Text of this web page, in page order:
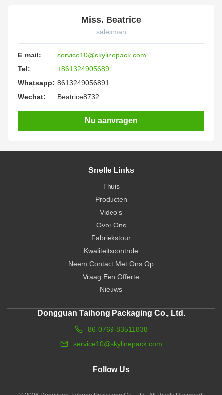
Miss. Beatrice
salesman
E-mail:
service10@skylinepack.com
Tel:
+8613249056891
Whatsapp: 8613249056891
Wechat:
Beatrice8732
Nu aanvragen
Snelle Links
Thuis
Producten
Video's
Over Ons
Fabriekstour
Kwaliteitscontrole
Neem Contact Met Ons Op
Vraag Een Offerte
Nieuws
Dongguan Taihong Packaging Co., Ltd.
86-0769-83511838
service10@skylinepack.com
Follow Us